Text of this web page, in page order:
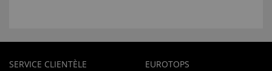
SERVICE CLIENTÈLE EUROTOPS